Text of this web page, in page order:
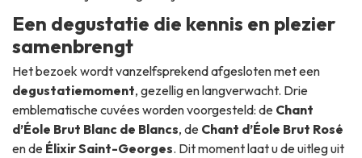
Een degustatie die kennis en plezier
samenbrengt
Het bezoek wordt vanzelfsprekend afgesloten met een
degustatiemoment, gezellig en langverwacht. Drie
emblematische cuvées worden voorgesteld: de Chant
d’Éole Brut Blanc de Blancs, de Chant d’Éole Brut Rosé
en de Élixir Saint-Georges. Dit moment laat u de uitleg uit